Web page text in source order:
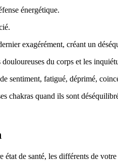
énergétique.
exagérément, créant un
du corps et les
sentiment, fatigué, déprimé,
chakras quand ils sont
état de santé, les différents de votre